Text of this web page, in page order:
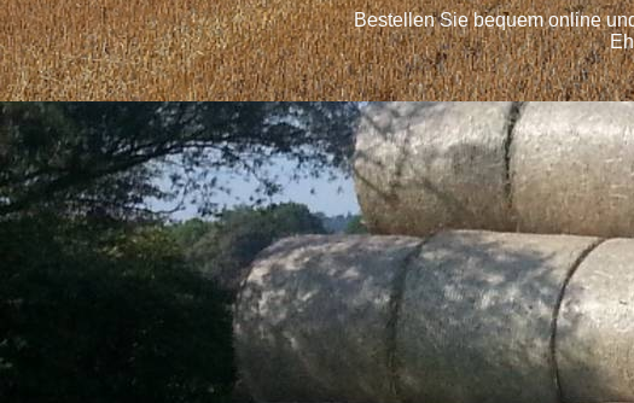
Bestellen Sie bequem online